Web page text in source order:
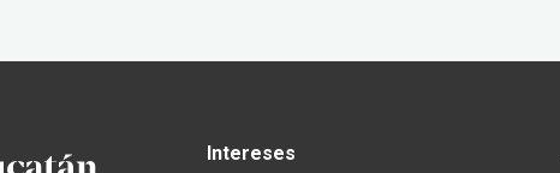
Intereses